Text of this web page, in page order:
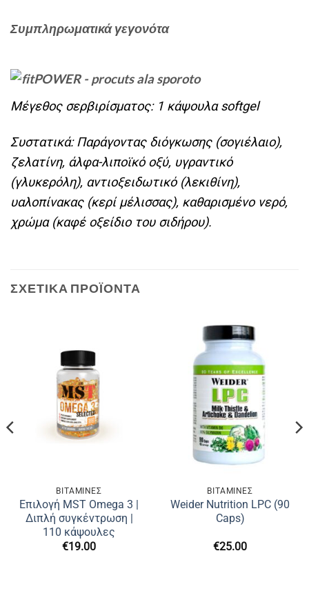
Συμπληρωματικά γεγονότα
Μέγεθος σερβιρίσματος: 1 κάψουλα softgel
Συστατικά: Παράγοντας διόγκωσης (σογιέλαιο),
ζελατίνη, άλφα-λιποϊκό οξύ, υγραντικό
(γλυκερόλη), αντιοξειδωτικό (λεκιθίνη),
υαλοπίνακας (κερί μέλισσας), καθαρισμένο νερό,
χρώμα (καφέ οξείδιο του σιδήρου).
ΣΧΕΤΙΚΆ ΠΡΟΪΌΝΤΑ
ΒΙΤΑΜΙΝΕΣ
Επιλογή MST Omega 3 |
Διπλή συγκέντρωση |
110 κάψουλες
€19.00
ΒΙΤΑΜΙΝΕΣ
Weider Nutrition LPC (90
Caps)
€25.00